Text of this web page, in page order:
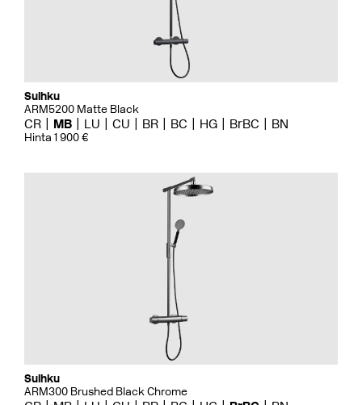
Suihku
ARM5200 Matte Black
CR MB LU CU BR BC HG BrBC BN
Hinta 1 900 €
Suihku
ARM300 Brushed Black Chrome